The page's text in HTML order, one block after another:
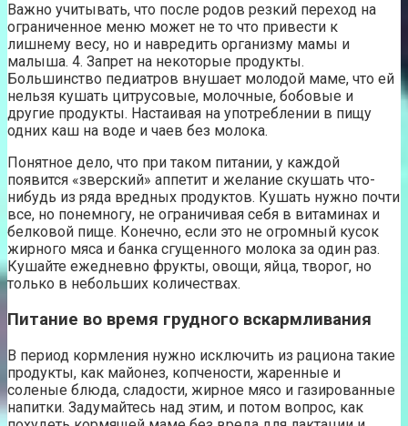
Важно учитывать, что после родов резкий переход на
ограниченное меню может не то что привести к
лишнему весу, но и навредить организму мамы и
малыша. 4. Запрет на некоторые продукты.
Большинство педиатров внушает молодой маме, что ей
нельзя кушать цитрусовые, молочные, бобовые и
другие продукты. Настаивая на употреблении в пищу
одних каш на воде и чаев без молока.
Понятное дело, что при таком питании, у каждой
появится «зверский» аппетит и желание скушать что-
нибудь из ряда вредных продуктов. Кушать нужно почти
все, но понемногу, не ограничивая себя в витаминах и
белковой пище. Конечно, если это не огромный кусок
жирного мяса и банка сгущенного молока за один раз.
Кушайте ежедневно фрукты, овощи, яйца, творог, но
только в небольших количествах.
Питание во время грудного вскармливания
В период кормления нужно исключить из рациона такие
продукты, как майонез, копчености, жаренные и
соленые блюда, сладости, жирное мясо и газированные
напитки. Задумайтесь над этим, и потом вопрос, как